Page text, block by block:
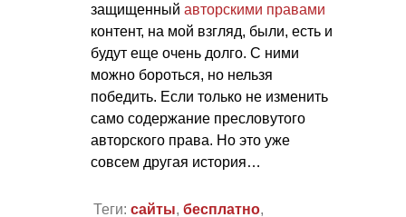
защищенный авторскими правами
контент, на мой взгляд, были, есть и
будут еще очень долго. С ними
можно бороться, но нельзя
победить. Если только не изменить
само содержание пресловутого
авторского права. Но это уже
совсем другая история…
Теги: сайты, бесплатно,